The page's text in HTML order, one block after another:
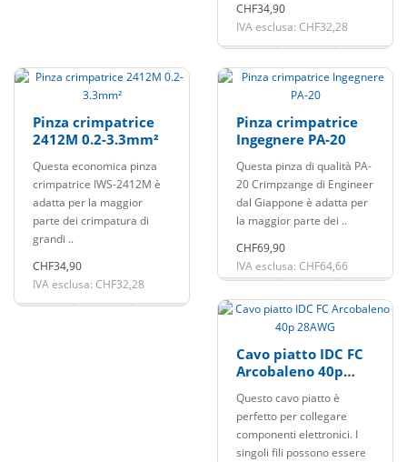
CHF34,90
IVA esclusa: CHF32,28
Pinza crimpatrice
2412M 0.2-3.3mm²
Questa economica pinza
crimpatrice IWS-2412M è
adatta per la maggior
parte dei crimpatura di
grandi ..
CHF34,90
IVA esclusa: CHF32,28
Pinza crimpatrice
Ingegnere PA-20
Questa pinza di qualità PA-
20 Crimpzange di Engineer
dal Giappone è adatta per
la maggior parte dei ..
CHF69,90
IVA esclusa: CHF64,66
Cavo piatto IDC FC
Arcobaleno 40p
Questo cavo piatto è
perfetto per collegare
componenti elettronici. I
singoli fili possono essere